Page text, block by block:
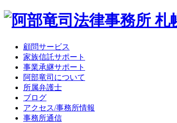
顧問サービス
家族信託サポート
事業承継サポート
阿部竜司について
所属弁護士
ブログ
アクセス/事務所情報
事務所通信